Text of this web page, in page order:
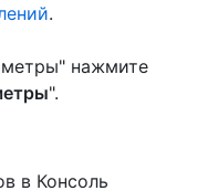
.
нажмите
".
в Консоль